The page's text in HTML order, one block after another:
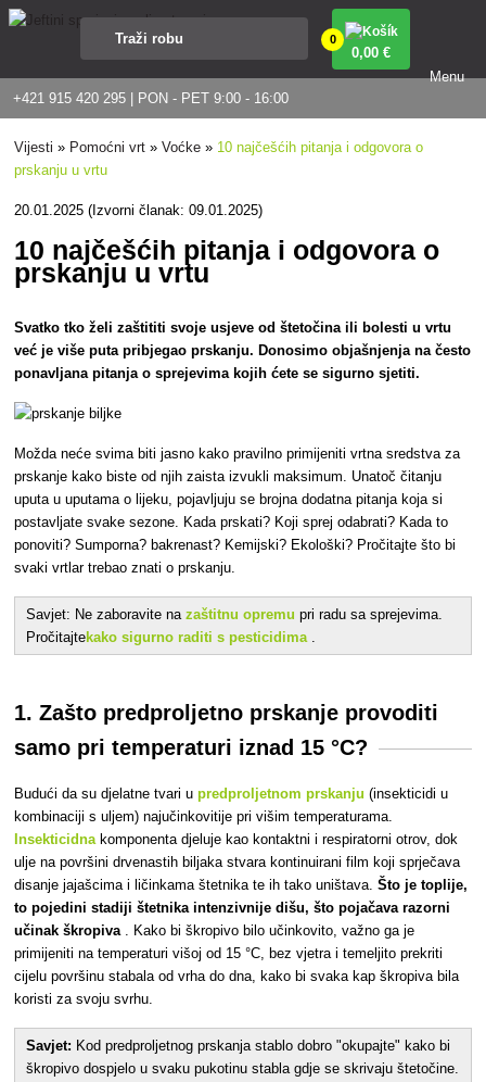
+421 915 420 295 | PON - PET 9:00 - 16:00
0
0,00 €
Menu
Vijesti » Pomoćni vrt »Voćke » 10 najčešćih pitanja i odgovora o
prskanju u vrtu
20.01.2025 (Izvorni članak: 09.01.2025)
10 najčešćih pitanja i odgovora o
prskanju u vrtu
Svatko tko želi zaštititi svoje usjeve od štetočina ili bolesti u vrtu
već je više puta pribjegao prskanju. Donosimo objašnjenja na često
ponavljana pitanja o sprejevima kojih ćete se sigurno sjetiti.
Možda neće svima biti jasno kako pravilno primijeniti vrtna sredstva za
prskanje kako biste od njih zaista izvukli maksimum. Unatoč čitanju
uputa u uputama o lijeku, pojavljuju se brojna dodatna pitanja koja si
postavljate svake sezone. Kada prskati? Koji sprej odabrati? Kada to
ponoviti? Sumporna? bakrenast? Kemijski? Ekološki? Pročitajte što bi
svaki vrtlar trebao znati o prskanju.
Savjet: Ne zaboravite nazaštitnu opremu pri radu sa sprejevima.
Pročitajtekako sigurno raditi s pesticidima
1. Zašto predproljetno prskanje provoditi
samo pri temperaturi iznad 15 °C?
Budući dasu djelatne tvari upredproljetnom prskanju (insekticidi u
kombinaciji s uljem) najučinkovitije pri višim temperaturama.
Insekticidnakomponenta djeluje kao kontaktni i respiratorni otrov, dok
ulje na površini drvenastih biljaka stvara kontinuirani film koji sprječava
disanje jajašcima i ličinkama štetnika te ih tako uništava.Što je toplije,
to pojedini stadiji štetnika intenzivnije dišu, što pojačava razorni
učinak škropiva. Kako bi škropivo bilo učinkovito, važno ga je
primijeniti na temperaturi višoj od 15 °C, bez vjetra i temeljito prekriti
cijelu površinu stabala od vrha do dna, kako bi svaka kap škropiva bila
koristi za svoju svrhu.
Savjet: Kod predproljetnog prskanja stablo dobro "okupajte" kako bi
škropivo dospjelo u svaku pukotinu stabla gdje se skrivaju štetočine.